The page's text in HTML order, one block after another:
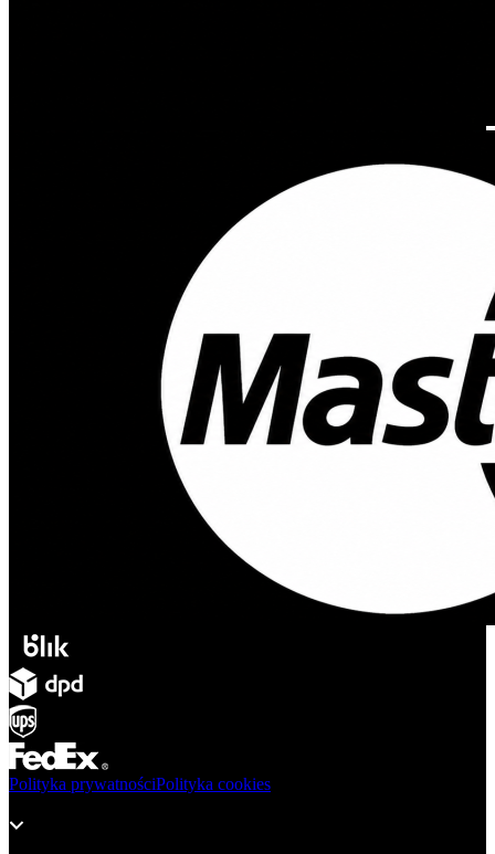
Polityka prywatnościPolityka cookies